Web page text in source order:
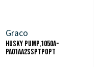
Graco
HUSKY PUMP,1050A-
PA01AA2SSPTPOPT